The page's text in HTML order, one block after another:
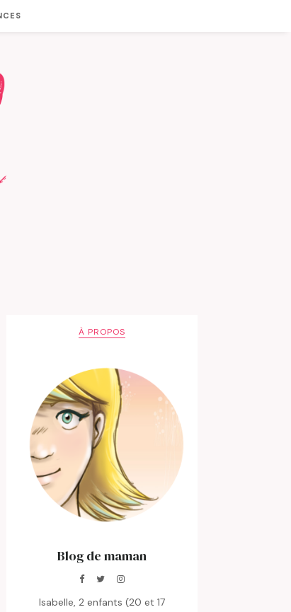
À PROPOS
Blog de maman
Isabelle, 2 enfants (20 et 17